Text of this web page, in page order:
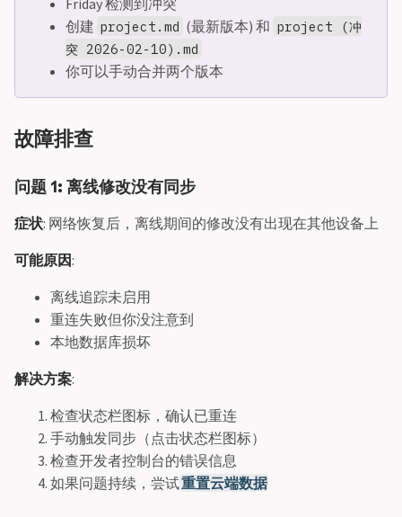
创建 project.md (最新版本) 和 project (冲
突 2026-02-10).md
你可以手动合并两个版本
故障排查
问题 1: 离线修改没有同步
症状: 网络恢复后，离线期间的修改没有出现在其他设备上
可能原因 :
离线追踪未启用
重连失败但你没注意到
本地数据库损坏
解决方案:
检查状态栏图标，确认已重连
手动触发同步（点击状态栏图标）
检查开发者控制台的错误信息
如果问题持续，尝试重置云端数据